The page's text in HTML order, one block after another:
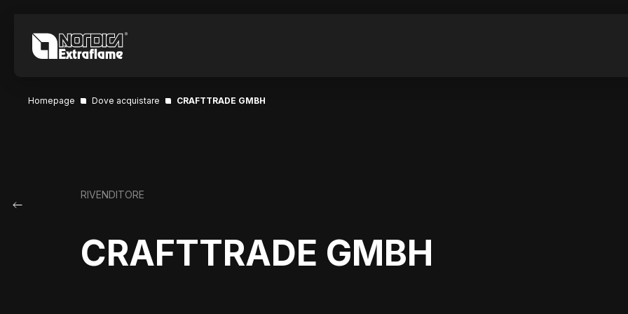
Homepage Dove acquistare CRAFTTRADE GMBH
RIVENDITORE
CRAFTTRADE GMBH